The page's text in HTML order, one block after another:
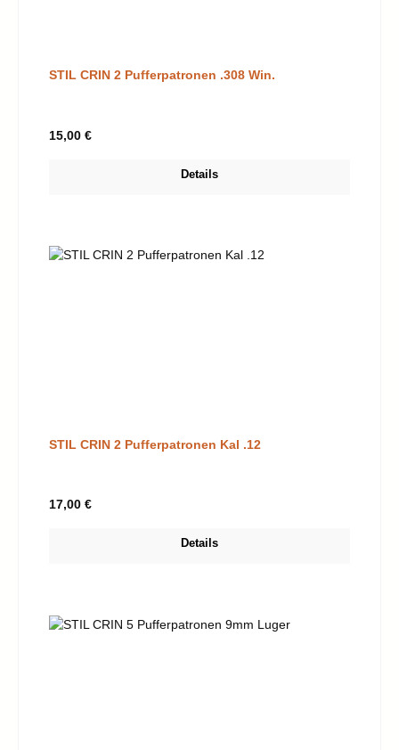
STIL CRIN 2 Pufferpatronen .308 Win.
Regulärer Preis:
15,00 €
Details
STIL CRIN 2 Pufferpatronen Kal .12
Regulärer Preis:
17,00 €
Details